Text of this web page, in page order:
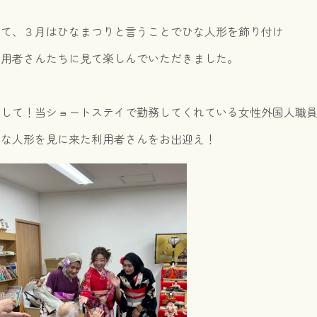
、３月はひなまつりと言うことでひな人形を飾り付け
者さんたちに見て楽しんでいただきました。
て！当ショートステイで勤務してくれている女性外国人職
人形を見に来た利用者さんをお出迎え！